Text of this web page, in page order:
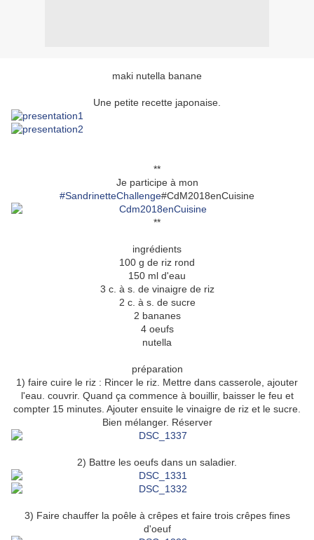
maki nutella banane
Une petite recette japonaise.
**
Je participe à mon
#SandrinetteChallenge#CdM2018enCuisine
**
ingrédients
100 g de riz rond
150 ml d'eau
3 c. à s. de vinaigre de riz
2 c. à s. de sucre
2 bananes
4 oeufs
nutella
préparation
1) faire cuire le riz : Rincer le riz. Mettre dans casserole, ajouter
l'eau. couvrir. Quand ça commence à bouillir, baisser le feu et
compter 15 minutes. Ajouter ensuite le vinaigre de riz et le sucre.
Bien mélanger. Réserver
2) Battre les oeufs dans un saladier.
3) Faire chauffer la poêle à crêpes et faire trois crêpes fines
d'oeuf